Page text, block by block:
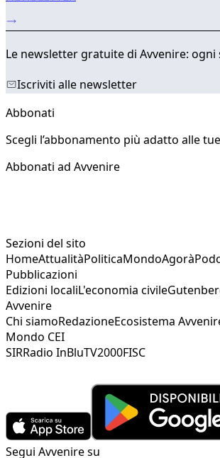
Le newsletter gratuite di Avvenire:
Iscriviti alle newsletter
Abbonati
Scegli l’abbonamento più adatto alle
Abbonati ad Avvenire
Sezioni del sito
HomeAttualitàPoliticaMondoAgorà
Pubblicazioni
Edizioni localiL'economia civile
Avvenire
Chi siamoRedazioneEcosistema
Mondo CEI
SIRRadio InBluTV2000FISC
Segui Avvenire su